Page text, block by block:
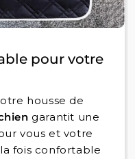
pour votre
housse de
garantit une
vous et votre
fois confortable